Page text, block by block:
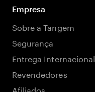
Empresa
Sobre a Tangem
Segurança
Entrega Internacional
Revendedores
Afiliados